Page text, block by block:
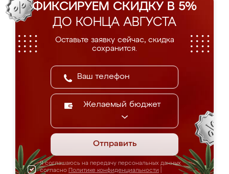
ФИКСИРУЕМ СКИДКУ В 5%
ДО КОНЦА АВГУСТА
Оставьте заявку сейчас, скидка
сохранится.
Желаемый бюджет
Отправить
Я соглашаюсь на передачу персональных данных
согласно Политике конфиденциальности